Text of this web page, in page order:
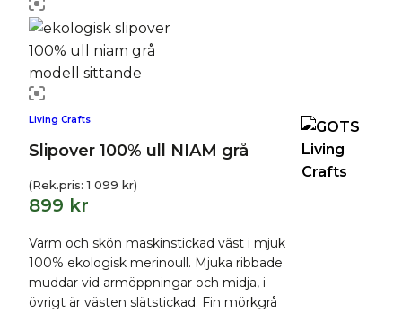
Living Crafts
Slipover 100% ull NIAM grå
(Rek.pris:1 099 kr)
899 kr
Varm och skön maskinstickad väst i mjuk
100% ekologisk merinoull. Mjuka ribbade
muddar vid armöppningar och midja, i
övrigt är västen slätstickad. Fin mörkgrå